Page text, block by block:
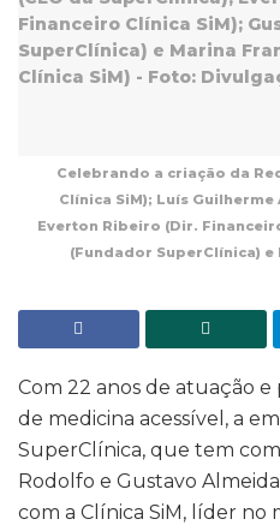
Celebrando a criação da
Clínica SiM); Luís
Everton Ribeiro (Dir.
(Fundador SuperClínica)
Com 22 anos de atuação
de medicina acessível, a
SuperClínica, que tem
Rodolfo e Gustavo
com a Clínica SiM, líder no